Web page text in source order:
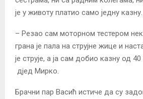
је у животу платио само једну казну.
– Резао сам моторном тестером
грана је пала на струјне жице и
је струје, а ја сам добио казну од
дјед Мирко.
Брачни пар Васић истиче да су